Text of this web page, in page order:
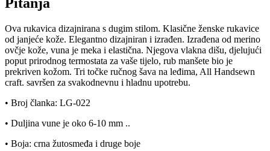
Pitanja
Ova rukavica dizajnirana s dugim stilom. Klasične ženske rukavice
od janjeće kože. Elegantno dizajniran i izrađen. Izrađena od merino
ovčje kože, vuna je meka i elastična. Njegova vlakna dišu, djelujući
poput prirodnog termostata za vaše tijelo, rub manšete bio je
prekriven kožom. Tri točke ručnog šava na leđima, All Handsewn
craft. savršen za svakodnevnu i hladnu upotrebu.
• Broj članka: LG-022
• Duljina vune je oko 6-10 mm ..
• Boja: crna žutosmeđa i druge boje